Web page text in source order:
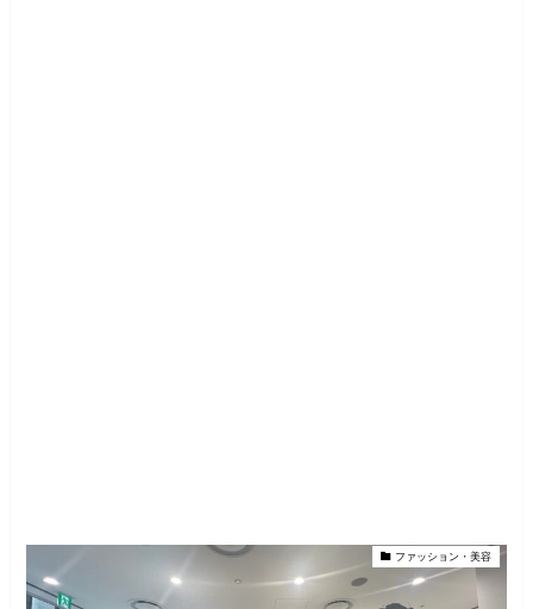
ファッション・美容